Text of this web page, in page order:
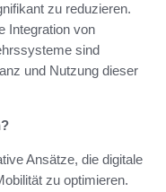
zu reduzieren.
Integration von
sind
und Nutzung dieser
Ansätze, die digitale
zu optimieren.